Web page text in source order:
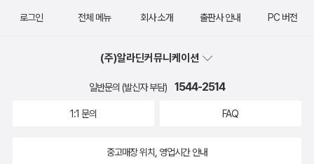
로그인 전체 메뉴 회사 소개 출판사 안내 PC 버전
(주)알라딘커뮤니케이션
일반문의 (발신자 부담) 1544-2514
1:1 문의 FAQ
중고매장 위치, 영업시간 안내